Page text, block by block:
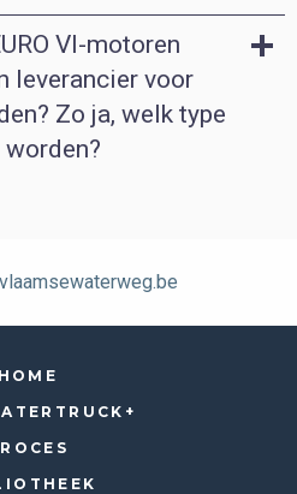
VI-motoren
leverancier voor
Zo ja, welk type
HOME